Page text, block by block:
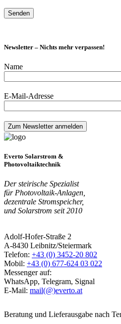
Newsletter – Nichts mehr verpassen!
Name
E-Mail-Adresse
Everto Solarstrom &
Photovoltaiktechnik
Der steirische Spezialist
für Photovoltaik-Anlagen,
dezentrale Stromspeicher,
und Solarstrom seit 2010
Adolf-Hofer-Straße 2
A-8430 Leibnitz/Steiermark
Telefon: +43 (0) 3452-20 802
Mobil: +43 (0) 677-624 03 022
Messenger auf:
WhatsApp, Telegram, Signal
E-Mail: mail(@)everto.at
Beratung und Lieferausgabe nach